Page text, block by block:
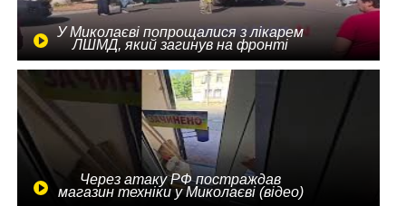
У Миколаєві попрощалися з лікарем
ЛШМД, який загинув на фронті
Через атаку РФ постраждав
магазин техніки у Миколаєві (відео)